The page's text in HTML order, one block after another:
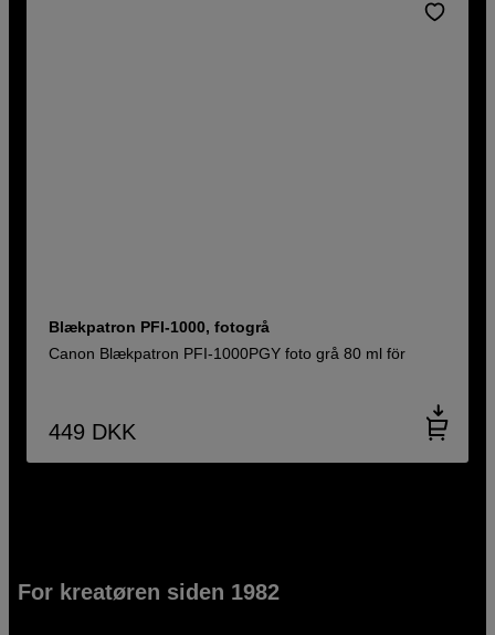
Blækpatron PFI-1000, fotogrå
Canon Blækpatron PFI-1000PGY foto grå 80 ml för
449 DKK
For kreatøren siden 1982